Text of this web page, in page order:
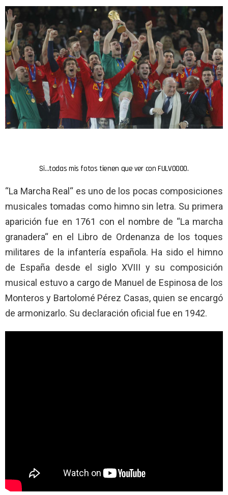
Si…todas mis fotos tienen que ver con FULVOOOO.
“La Marcha Real“ es uno de los pocas composiciones
musicales tomadas como himno sin letra. Su primera
aparición fue en 1761 con el nombre de “La marcha
granadera“ en el Libro de Ordenanza de los toques
militares de la infantería española. Ha sido el himno
de España desde el siglo XVIII y su composición
musical estuvo a cargo de Manuel de Espinosa de los
Monteros y Bartolomé Pérez Casas, quien se encargó
de armonizarlo. Su declaración oficial fue en 1942.